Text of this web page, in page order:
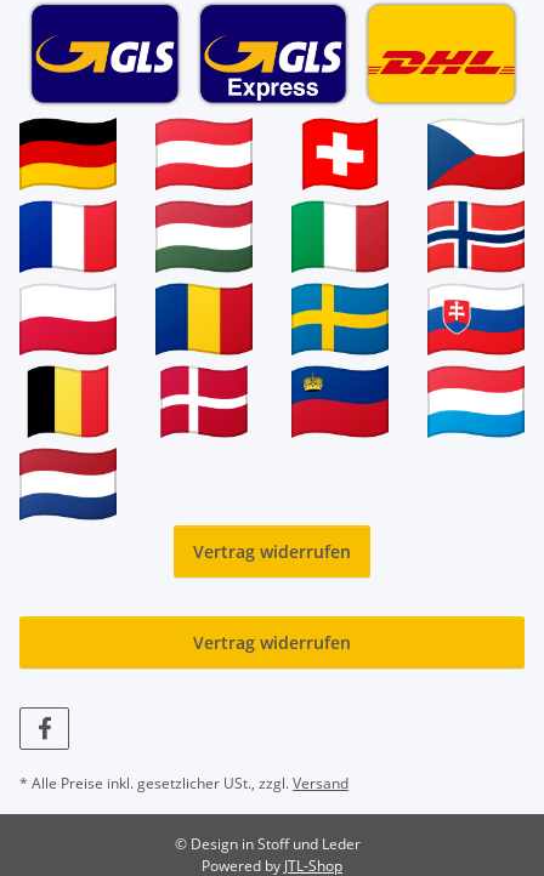
Vertrag widerrufen
Vertrag widerrufen
* Alle Preise inkl. gesetzlicher USt., zzgl.Versand
© Design in Stoff und Leder
Powered by JTL-Shop